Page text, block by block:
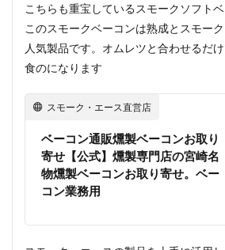
こちらも重宝しているスモークソフトベ
このスモークベーコンは熟成とスモー
人気製品です。オムレツと合わせるだ
食のになります
スモーク・エース直営店
ベーコン通販燻製ベーコンお取り
寄せ【公式】燻製専門店の宮崎名
物燻製ベーコンお取り寄せ。ベー
コン業務用